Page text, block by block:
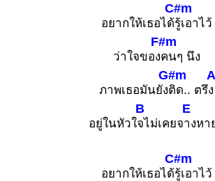
อยากให้เธอได้
C#m
รู้เอาไว้
ว่าใจของ
F#m
คนๆ นึง
ภาพเธอมันยัง
G#m
ติด.. ตรึ
A
ง
อยู่ในหัวใ
B
จไม่เคยจ
E
างหา
อยากให้เธอได้
C#m
รู้เอาไว้